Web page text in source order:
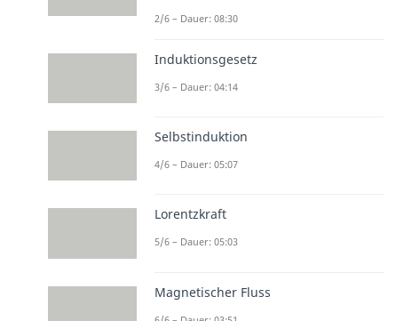
2/6 – Dauer: 08:30
Induktionsgesetz
3/6 – Dauer: 04:14
Selbstinduktion
4/6 – Dauer: 05:07
Lorentzkraft
5/6 – Dauer: 05:03
Magnetischer Fluss